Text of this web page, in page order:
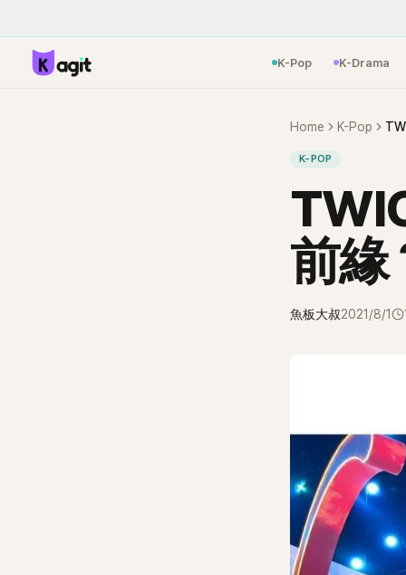
K-Pop K-Drama
Home K-Pop
K-POP
前緣
魚板大叔2021/8/1